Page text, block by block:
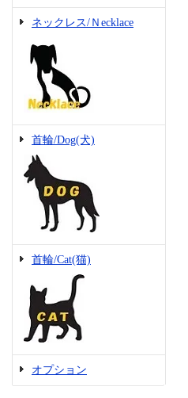
ネックレス/Ｎecklace
首輪/Dog(犬)
首輪/Cat(猫)
オプション